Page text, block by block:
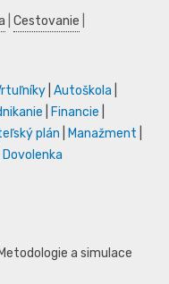
Cestovanie
Autoškola
Financie
plán Manažment
Dovolenka
a simulace